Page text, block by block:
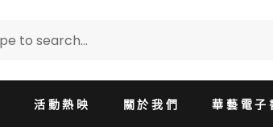
活動熱映 關於我們 華藝電子